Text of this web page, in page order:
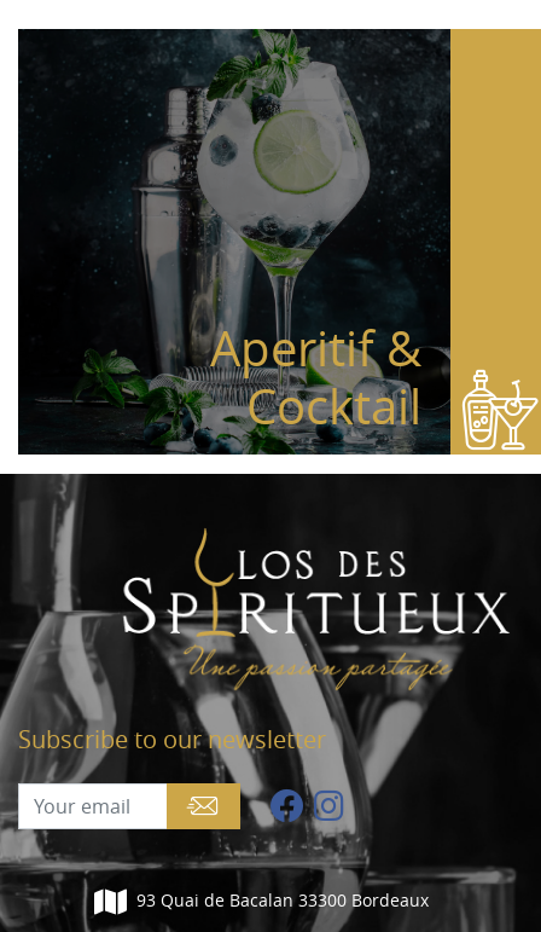
Aperitif &
Cocktail
Subscribe to our newsletter
93 Quai de Bacalan 33300 Bordeaux